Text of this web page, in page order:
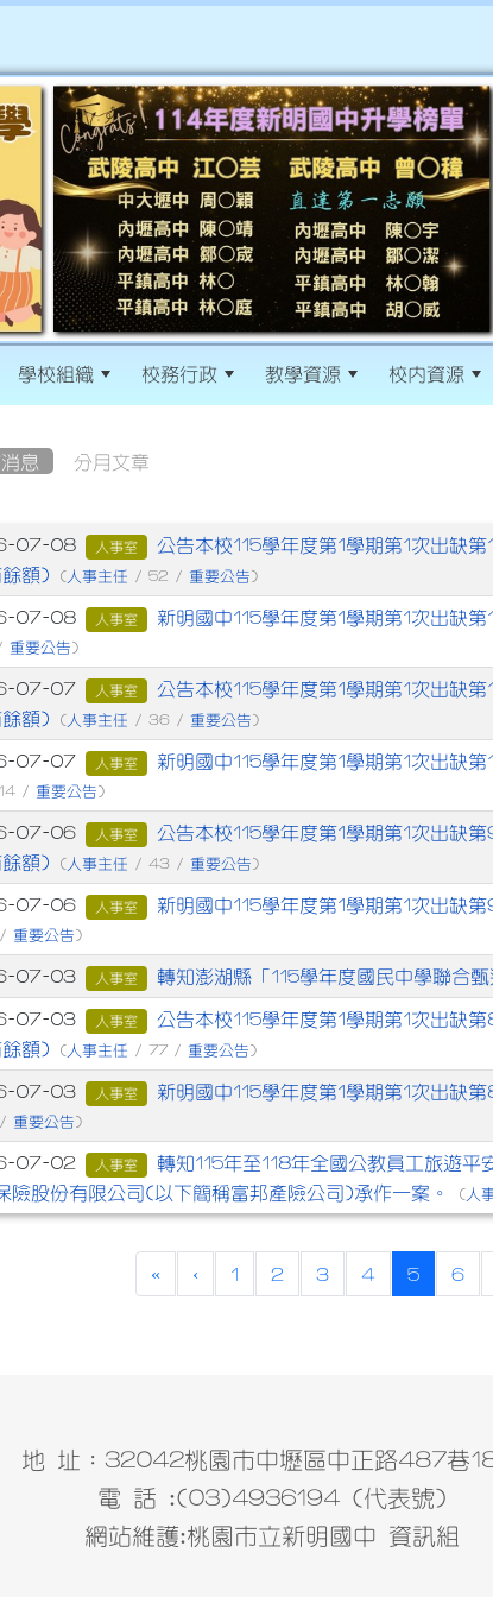
學校組織 校務行政 教學資源 校內資源
息 分月文章
列表
07-08 人事室
公告本校115學年度第1學期第1次出缺
額)
( 人事主任 / 52 /重要公告 )
07-08 人事室 新明國中115學年度第1學期第1次出缺
/重要公告 )
07-07 人事室
公告本校115學年度第1學期第1次出缺
額)
( 人事主任 / 36 /重要公告 )
07-07 人事室 新明國中115學年度第1學期第1次出缺
/重要公告 )
07-06 人事室
公告本校115學年度第1學期第1次出缺
額)
( 人事主任 / 43 /重要公告 )
07-06 人事室 新明國中115學年度第1學期第1次出缺
/重要公告 )
07-03 人事室 轉知澎湖縣「115學年度國民中學聯合
07-03 人事室
公告本校115學年度第1學期第1次出缺
額)
( 人事主任 / 77 /重要公告 )
07-03 人事室 新明國中115學年度第1學期第1次出缺
/重要公告 )
07-02 人事室
轉知115年至118年全國公教員工旅遊
險股份有限公司(以下簡稱富邦產險公司)承作一案。
( 人
« ‹ 1 2 3 4 5(current)
6
地 址：32042桃園市中壢區中正路487巷
電 話 :(03)4936194 (代表號)
網站維護:桃園市立新明國中 資訊組